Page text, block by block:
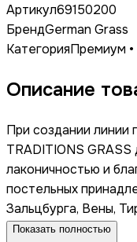
Артикул69150200
БрендGerman Grass
КатегорияПремиум •
Описание
При создании линии
TRADITIONS
лаконичностью и
постельных
Зальцбурга, Вены,
Показать полностью